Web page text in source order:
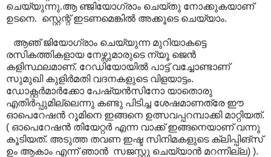
ചെയ്യുന്നു.ആ ഞ്ജിയോഗ്രാം ചെയ്തു നോക്കുകയാണ്
ഉടനെ. സ്റ്റെന്റ് ഇടണമെങ്കിൽ അക്കൂടെ ചെയ്യാം.
ആഞ് ജിയോഗ്രാം ചെയ്യുന്ന മുറിയാകട്ടെ
രസികത്തികളായ നേഴ്സുമാരുടെ ന്യൂ ജെൻ
കളിസ്ഥലമാണ്. റേഡിയോയിൽ പാട്ട് വച്ചോണ്ടാണ്
സുമുഖി കുളിർമതി വദനകളുടെ വിളയാട്ടം.
ഡോക്റ്റർമാർക്കോ പേഷ്യൻസിനോ യാതൊരു
എതിർപ്പുമില്ലെന്നു കണ്ടു പിടിച്ച ശേഷമാണത്രേ ഈ
ഓപെറേഷൻ റൂമിനെ ഇങ്ങനെ ഉത്സവപ്പറമ്പാക്കി മാറ്റിയത്.
( ഓപെറേഷൻ തിയേറ്റർ എന്ന വാക്ക് ഇങ്ങനെയാണ് വന്നു
കൂടിയത്. അടുത്ത തവണ ഇഷ്ട സിനിമകളുടെ ക്ലിപ്പിങ്സ്
ഉം ആകാം എന്ന് ഞാൻ സജസ്റ്റു ചെയ്യാൻ മറന്നില്ല) ).